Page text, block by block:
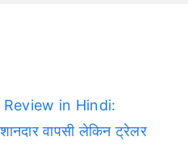
in Hindi:
वापसी लेकिन ट्रेलर